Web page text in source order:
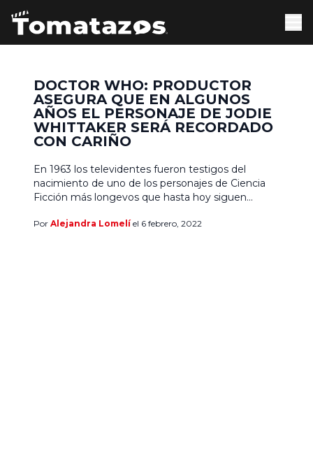
DOCTOR WHO: PRODUCTOR
ASEGURA QUE EN ALGUNOS
AÑOS EL PERSONAJE DE JODIE
WHITTAKER SERÁ RECORDADO
CON CARIÑO
En 1963 los televidentes fueron testigos del
nacimiento de uno de los personajes de Ciencia
Ficción más longevos que hasta hoy siguen
que fue tan importante que se ha mantenido en
Por Alejandra Lomelíel 6 febrero, 2022